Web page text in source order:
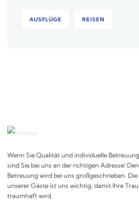
AUSFLÜGE REISEN
Wenn Sie Qualität und individuelle
sind Sie bei uns an der richtigen Adresse!
Betreuung wird bei uns großgeschrieben.
unserer Gäste ist uns wichtig, damit Ihre
traumhaft wird.